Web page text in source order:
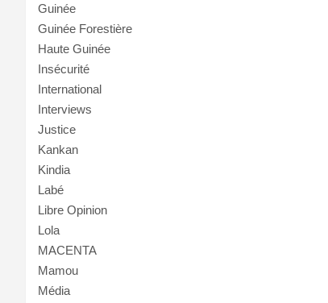
Guinée
Guinée Forestière
Haute Guinée
Insécurité
International
Interviews
Justice
Kankan
Kindia
Labé
Libre Opinion
Lola
MACENTA
Mamou
Média